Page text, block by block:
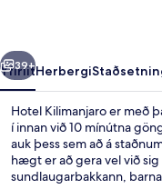
Næsta
39+
YfirlitHerbergi
Hotel Kilimanjaro er með
í innan við 10 mínútna
auk þess sem að á
hægt er að gera vel við
sundlaugarbakkann,